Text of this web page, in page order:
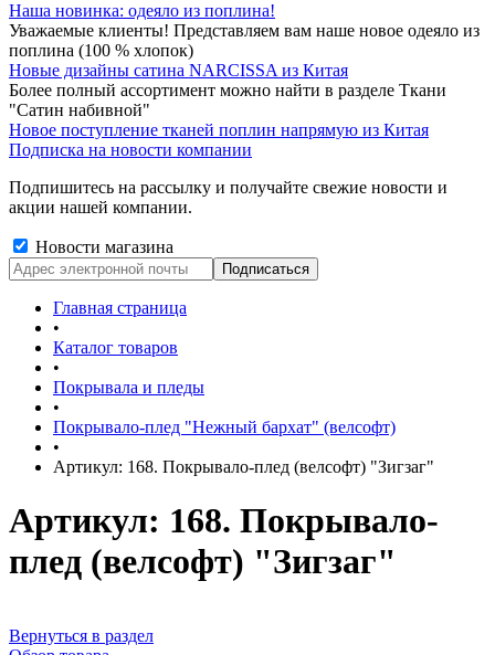
Наша новинка: одеяло из поплина!
Уважаемые клиенты! Представляем вам наше новое одеяло из
поплина (100 % хлопок)
Новые дизайны сатина NARCISSA из Китая
Более полный ассортимент можно найти в разделе Ткани
"Сатин набивной"
Новое поступление тканей поплин напрямую из Китая
Подписка на новости компании
Подпишитесь на рассылку и получайте свежие новости и
акции нашей компании.
Новости магазина
Главная страница
•
Каталог товаров
•
Покрывала и пледы
•
Покрывало-плед "Нежный бархат" (велсофт)
•
Артикул: 168. Покрывало-плед (велсофт) "Зигзаг"
Артикул: 168. Покрывало-
плед (велсофт) "Зигзаг"
Вернуться в раздел